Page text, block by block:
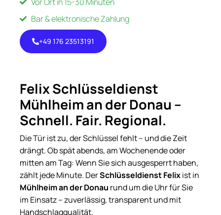
Bar & elektronische Zahlung
+49 176 23513191
Felix Schlüsseldienst
Mühlheim an der Donau –
Schnell. Fair. Regional.
Die Tür ist zu, der Schlüssel fehlt – und die Zeit
drängt. Ob spät abends, am Wochenende oder
mitten am Tag: Wenn Sie sich ausgesperrt haben,
zählt jede Minute. DerSchlüsseldienst Felixist in
Mühlheim an der Donau rund um die Uhr für Sie
im Einsatz – zuverlässig, transparent und mit
Handschlagqualität.